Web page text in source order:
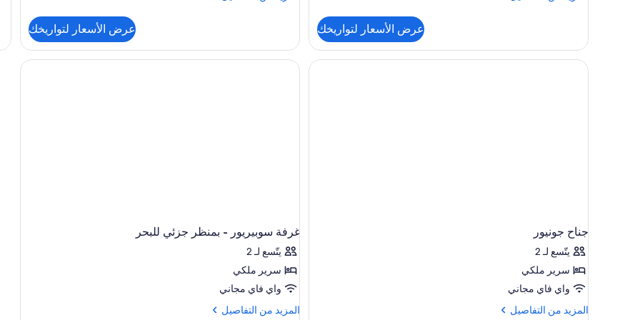
غرفة
عادية
-
عرض الأسعار لتواريخك
غرفة
عادية
-
عرض الأسعار لتواريخك
جناح جونيور
يتّسع لـ 2
سرير ملكي
واي فاي مجاني
المزيد من التفاصيل
المزيد
غرفة سوبيريور - بمنظر جزئي للبحر
يتّسع لـ 2
سرير ملكي
واي فاي مجاني
المزيد من التفاصيل
المزيد